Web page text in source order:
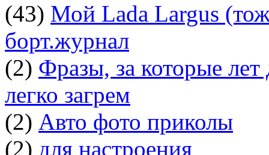
(43) Мой Lada Largus
борт.журнал
(2) Фразы, за которые
легко загрем
(2) Авто фото приколы
(2) для настроения